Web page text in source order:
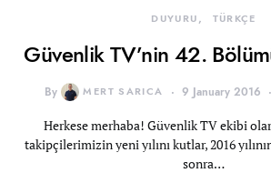
DUYURU TÜRKÇE
Güvenlik TV’nin 42.
By MERT SARICA 9 January 2016
Herkese merhaba! Güvenlik TV ekibi
takipçilerimizin yeni yılını kutlar, 2016
sonra…